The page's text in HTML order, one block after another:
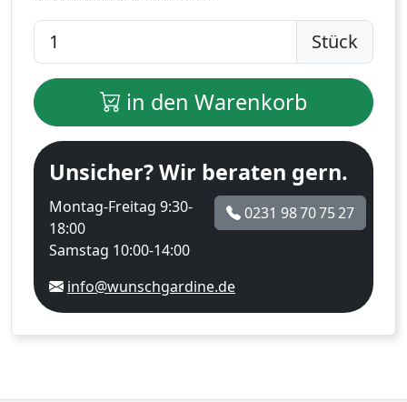
Stück
in den Warenkorb
Unsicher? Wir beraten gern.
Montag-Freitag 9:30-
18:00
Samstag 10:00-14:00
0231 98 70 75 27
info@wunschgardine.de